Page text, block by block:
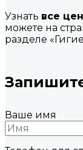
Узнать все
можете на
разделе
Ваше имя